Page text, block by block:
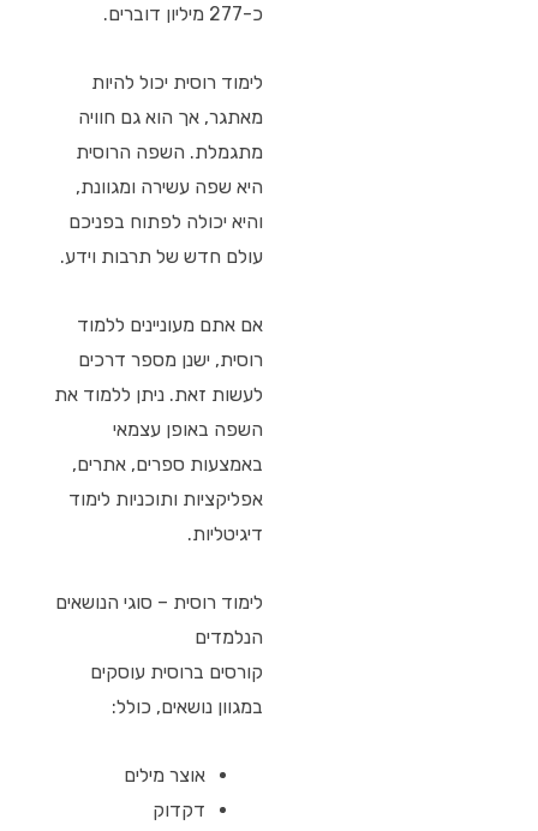
כ-277 מיליון דוברים.
לימוד רוסית יכול להיות
מאתגר, אך הוא גם חוויה
מתגמלת. השפה הרוסית
היא שפה עשירה ומגוונת,
והיא יכולה לפתוח בפניכם
עולם חדש של תרבות וידע.
אם אתם מעוניינים ללמוד
רוסית, ישנן מספר דרכים
לעשות זאת. ניתן ללמוד את
השפה באופן עצמאי
באמצעות ספרים, אתרים,
אפליקציות ותוכניות לימוד
דיגיטליות.
לימוד רוסית – סוגי הנושאים
הנלמדים
קורסים ברוסית עוסקים
במגוון נושאים, כולל:
אוצר מילים
דקדוק